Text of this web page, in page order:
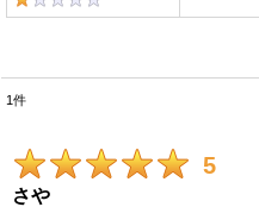
期間 :
1件
5
さや